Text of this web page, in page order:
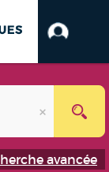
avancée